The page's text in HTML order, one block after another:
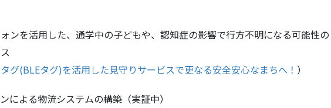
ンを活用した、通学中の子どもや、認知症の影響で行方不明になる可能性の
グ(BLEタグ)を活用した見守りサービスで更なる安全安心なまちへ！ ）
による物流システムの構築（実証中）